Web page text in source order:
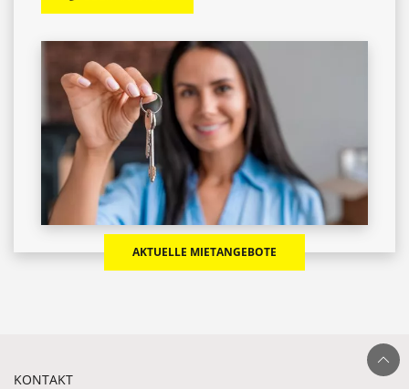
AKTUELLE MIETANGEBOTE
KONTAKT
Ganz nach